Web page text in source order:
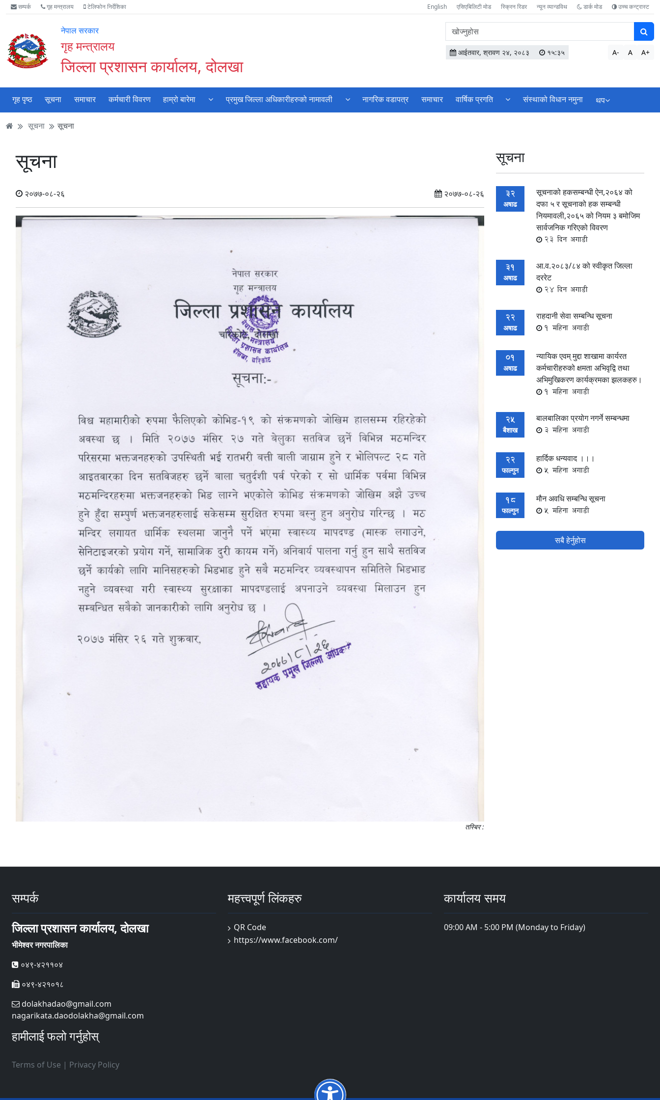
Accessibility
Mode
गर्नुहोस्
मुख्य
सामाग्री
मुख्य
नेभिगेसन
वेबसाइट
खोजमा
सम्पर्क गृह मन्त्रालय टेलिफोन निर्देशिका English एसिएबिलिटी मोड स्क्रिन रिडर न्यून व्यान्डविथ डार्क मोड उच्च कन्ट्रास्ट
नेपाल सरकार
गृह मन्त्रालय
जिल्ला प्रशासन कार्यालय, दोलखा
वेबसाइटमा
सामग्री
खोज्नुहोस
आईतवार, श्रावण २४, २०८३ १५:३५ A- A A+
गृह पृष्ठ सूचना समाचार कर्मचारी विवरण हाम्रो बारेमा प्रमुख जिल्ला अधिकारीहरुको नामावली नागरिक वडापत्र समाचार वार्षिक प्रगति संस्थाको विधान नमुना थप
सूचना सूचना
सूचना
२०७७-०८-२६ २०७७-०८-२६
तस्बिर :
सूचना
32
अषाढ
सूचनाको हकसम्बन्धी ऐन,२०६४ को
दफा ५ र सूचनाको हक सम्बन्धी
नियमावली,२०६५ को नियम ३ बमोजिम
सार्वजनिक गरिएको विवरण
23 दिन अगाडी
31
अषाढ
आ.व.२०८३/८४ को स्वीकृत जिल्ला
दररेट
24 दिन अगाडी
22
अषाढ
राहदानी सेवा सम्बन्धि सूचना
1 महिना अगाडी
01
अषाढ
न्यायिक एवम् मुद्दा शाखामा कार्यरत
कर्मचारीहरुको क्षमता अभिवृद्वि तथा
अभिमुखिकरण कार्यक्रमका झलकहरु।
1 महिना अगाडी
25
बैशाख
बालबालिका प्रयोग नगर्ने सम्बन्धमा
3 महिना अगाडी
22
फाल्गुन
हार्दिक धन्यवाद ।।।
5 महिना अगाडी
18
फाल्गुन
मौन अवधि सम्बन्धि सूचना
5 महिना अगाडी
सबै हेर्नुहोस
सम्पर्क
जिल्ला प्रशासन कार्यालय, दोलखा
भीमेश्वर नगरपालिका
०४९-४२११०४
०४९-४२१०१८
dolakhadao@gmail.com
nagarikata.daodolakha@gmail.com
हामीलाई फलो गर्नुहोस्
Terms of Use | Privacy Policy
महत्त्वपूर्ण लिंकहरु
QR Code
https://www.facebook.com/
कार्यालय समय
09:00 AM - 5:00 PM (Monday to Friday)